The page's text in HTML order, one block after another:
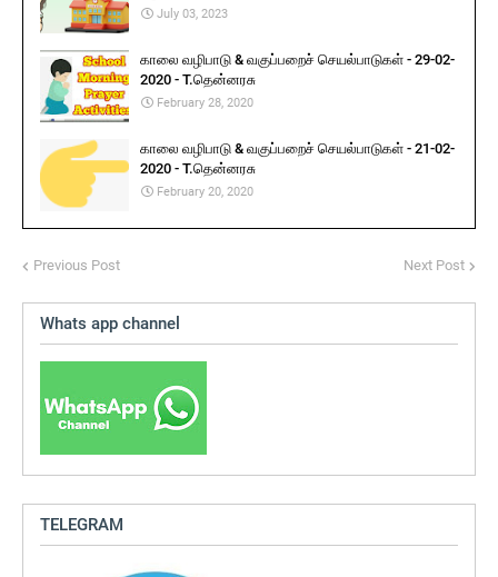
July 03, 2023
காலை வழிபாடு & வகுப்பறைச் செயல்பாடுகள் - 29-02-
2020 - T.தென்னரசு
February 28, 2020
காலை வழிபாடு & வகுப்பறைச் செயல்பாடுகள் - 21-02-
2020 - T.தென்னரசு
February 20, 2020
Previous Post Next Post
Whats app channel
TELEGRAM